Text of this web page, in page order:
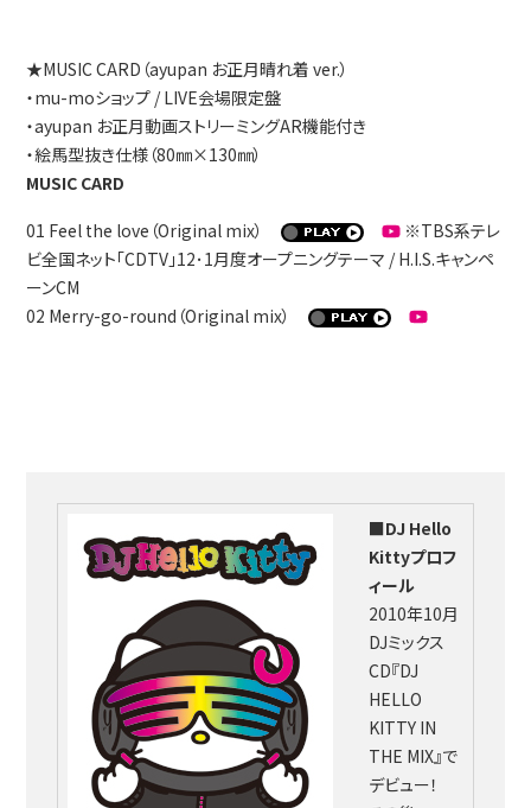
★MUSIC CARD（ayupan お正月晴れ着 ver.）
・mu-moショップ / LIVE会場限定盤
・ayupan お正月動画ストリーミングAR機能付き
・絵馬型抜き仕様（80㎜×130㎜）
MUSIC CARD
01 Feel the love（Original mix）
※TBS系テレ
ビ全国ネット「CDTV」12･1月度オープニングテーマ / H.I.S.キャンペ
ーンCM
02 Merry-go-round（Original mix）
■DJ Hello
Kittyプロフ
ィール
2010年10月
DJミックス
CD『DJ
HELLO
KITTY IN
THE MIX』で
デビュー！